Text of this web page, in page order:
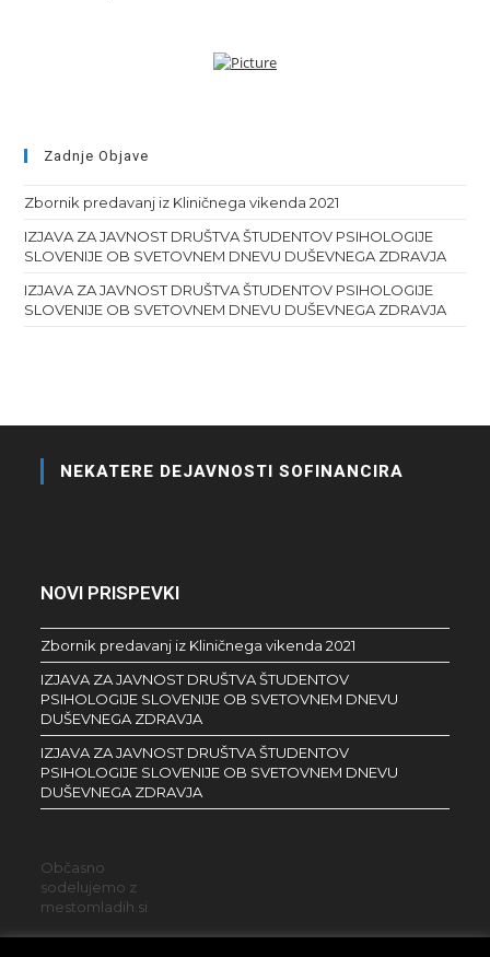
Zadnje Objave
Zbornik predavanj iz Kliničnega vikenda 2021
IZJAVA ZA JAVNOST DRUŠTVA ŠTUDENTOV PSIHOLOGIJE
SLOVENIJE OB SVETOVNEM DNEVU DUŠEVNEGA ZDRAVJA
IZJAVA ZA JAVNOST DRUŠTVA ŠTUDENTOV PSIHOLOGIJE
SLOVENIJE OB SVETOVNEM DNEVU DUŠEVNEGA ZDRAVJA
NEKATERE DEJAVNOSTI SOFINANCIRA
NOVI PRISPEVKI
Zbornik predavanj iz Kliničnega vikenda 2021
IZJAVA ZA JAVNOST DRUŠTVA ŠTUDENTOV
PSIHOLOGIJE SLOVENIJE OB SVETOVNEM DNEVU
DUŠEVNEGA ZDRAVJA
IZJAVA ZA JAVNOST DRUŠTVA ŠTUDENTOV
PSIHOLOGIJE SLOVENIJE OB SVETOVNEM DNEVU
DUŠEVNEGA ZDRAVJA
Občasno
sodelujemo z
mestomladih.si